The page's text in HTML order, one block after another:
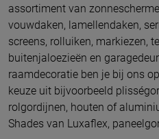
assortiment van
vouwdaken, lamellendaken,
screens, rolluiken, markiezen,
buitenjaloezieën en
raamdecoratie ben je bij ons
keuze uit bijvoorbeeld
rolgordijnen, houten of
Shades van Luxaflex,